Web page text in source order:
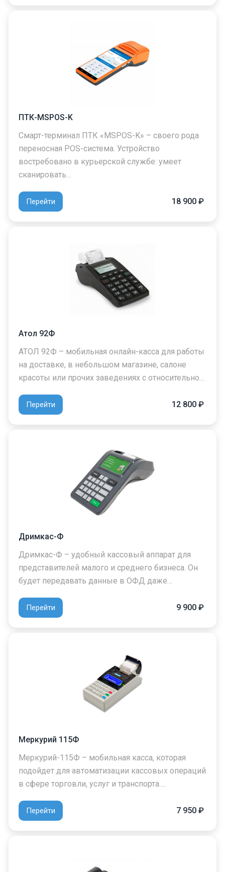
ПТК-MSPOS-K
Смарт-терминал ПТК «MSPOS-K» – своего рода
переносная POS-система. Устройство
востребовано в курьерской службе: умеет
сканировать…
Перейти 18 900 ₽
Атол 92Ф
АТОЛ 92Ф – мобильная онлайн-касса для работы
на доставке, в небольшом магазине, салоне
красоты или прочих заведениях с относительно…
Перейти 12 800 ₽
Дримкас-Ф
Дримкас-Ф – удобный кассовый аппарат для
представителей малого и среднего бизнеса. Он
будет передавать данные в ОФД даже…
Перейти 9 900 ₽
Меркурий 115Ф
Меркурий-115Ф – мобильная касса, которая
подойдет для автоматизации кассовых операций
в сфере торговли, услуг и транспорта.…
Перейти 7 950 ₽